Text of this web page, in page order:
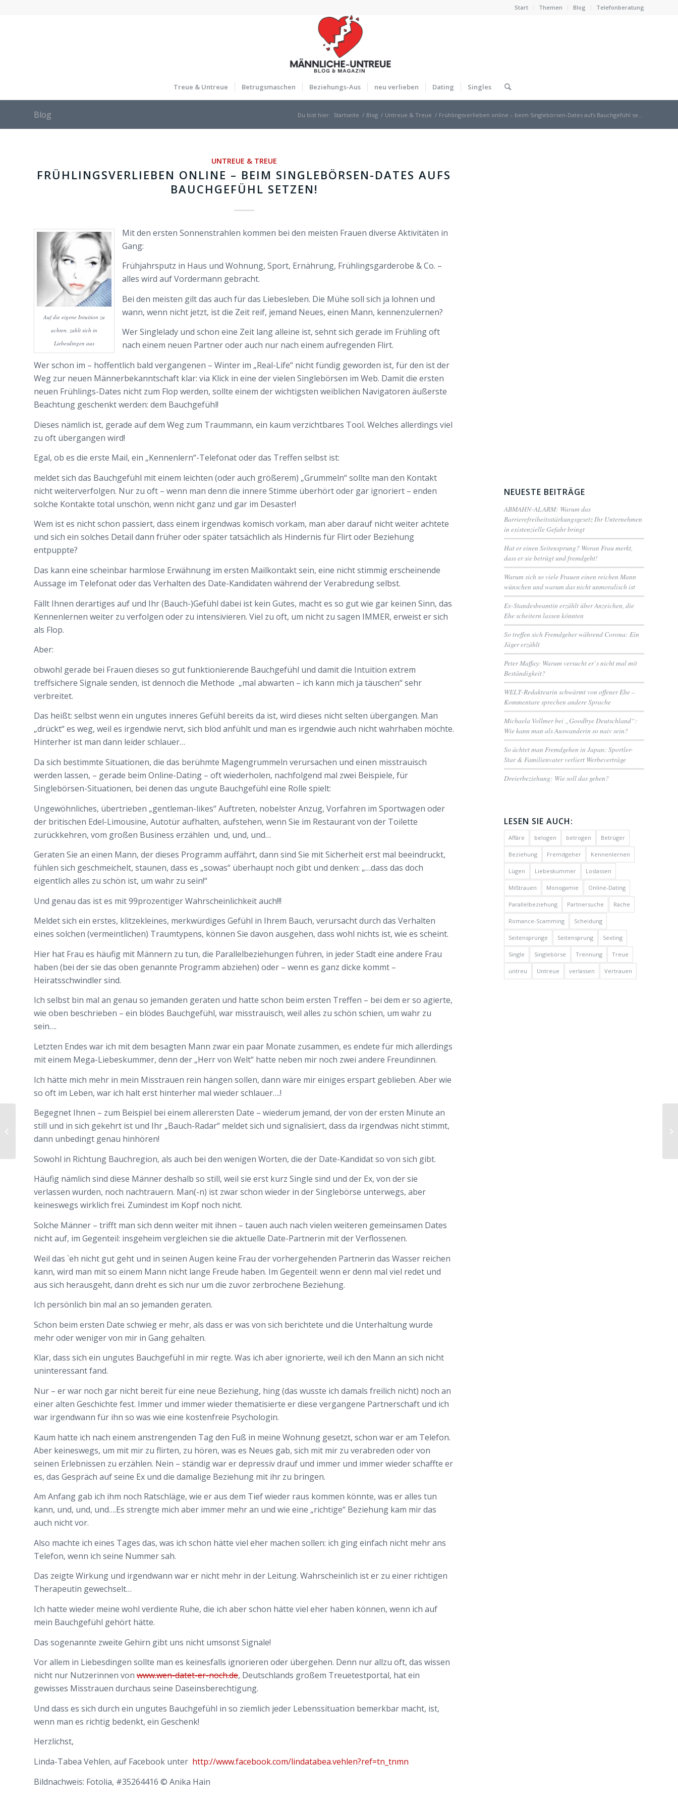
Start Themen Blog Telefonberatung
Treue & Untreue Betrugsmaschen Beziehungs-Aus neu verlieben Dating Singles
Blog Du bist hier: Startseite / Blog / Untreue & Treue / Frühlingsverlieben online – beim Singlebörsen-Dates aufs Bauchgefühl se...
UNTREUE & TREUE
FRÜHLINGSVERLIEBEN ONLINE – BEIM SINGLEBÖRSEN-DATES AUFS
BAUCHGEFÜHL SETZEN!
Auf die eigene Intuition zu
achten, zahlt sich in
Liebesdingen aus
Mit den ersten Sonnenstrahlen kommen bei den meisten Frauen diverse Aktivitäten in
Gang:
Frühjahrsputz in Haus und Wohnung, Sport, Ernährung, Frühlingsgarderobe & Co. –
alles wird auf Vordermann gebracht.
Bei den meisten gilt das auch für das Liebesleben. Die Mühe soll sich ja lohnen und
wann, wenn nicht jetzt, ist die Zeit reif, jemand Neues, einen Mann, kennenzulernen?
Wer Singlelady und schon eine Zeit lang alleine ist, sehnt sich gerade im Frühling oft
nach einem neuen Partner oder auch nur nach einem aufregenden Flirt.
Wer schon im – hoffentlich bald vergangenen – Winter im „Real-Life“ nicht fündig geworden ist, für den ist der
Weg zur neuen Männerbekanntschaft klar: via Klick in eine der vielen Singlebörsen im Web. Damit die ersten
neuen Frühlings-Dates nicht zum Flop werden, sollte einem der wichtigsten weiblichen Navigatoren äußerste
Beachtung geschenkt werden: dem Bauchgefühl!
Dieses nämlich ist, gerade auf dem Weg zum Traummann, ein kaum verzichtbares Tool. Welches allerdings viel
zu oft übergangen wird!
Egal, ob es die erste Mail, ein „Kennenlern“-Telefonat oder das Treffen selbst ist:
meldet sich das Bauchgefühl mit einem leichten (oder auch größerem) „Grummeln“ sollte man den Kontakt
nicht weiterverfolgen. Nur zu oft – wenn man denn die innere Stimme überhört oder gar ignoriert – enden
solche Kontakte total unschön, wenn nicht ganz und gar im Desaster!
Wem ist es nicht schon passiert, dass einem irgendwas komisch vorkam, man aber darauf nicht weiter achtete
und sich ein solches Detail dann früher oder später tatsächlich als Hindernis für Flirt oder Beziehung
entpuppte?
Das kann eine scheinbar harmlose Erwähnung im ersten Mailkontakt sein, eine nicht stimmig erscheinende
Aussage im Telefonat oder das Verhalten des Date-Kandidaten während der Verabredung selbst.
Fällt Ihnen derartiges auf und Ihr (Bauch-)Gefühl dabei ist kein Gutes, macht es so gut wie gar keinen Sinn, das
Kennenlernen weiter zu verfolgen oder zu intensivieren. Viel zu oft, um nicht zu sagen IMMER, erweist er sich
als Flop.
Aber:
obwohl gerade bei Frauen dieses so gut funktionierende Bauchgefühl und damit die Intuition extrem
treffsichere Signale senden, ist dennoch die Methode „mal abwarten – ich kann mich ja täuschen“ sehr
verbreitet.
Das heißt: selbst wenn ein ungutes inneres Gefühl bereits da ist, wird dieses nicht selten übergangen. Man
„drückt“ es weg, weil es irgendwie nervt, sich blöd anfühlt und man es irgendwie auch nicht wahrhaben möchte.
Hinterher ist man dann leider schlauer…
Da sich bestimmte Situationen, die das berühmte Magengrummeln verursachen und einen misstrauisch
werden lassen, – gerade beim Online-Dating – oft wiederholen, nachfolgend mal zwei Beispiele, für
Singlebörsen-Situationen, bei denen das ungute Bauchgefühl eine Rolle spielt:
Ungewöhnliches, übertrieben „gentleman-likes“ Auftreten, nobelster Anzug, Vorfahren im Sportwagen oder
der britischen Edel-Limousine, Autotür aufhalten, aufstehen, wenn Sie im Restaurant von der Toilette
zurückkehren, vom großen Business erzählen und, und, und…
Geraten Sie an einen Mann, der dieses Programm auffährt, dann sind Sie mit Sicherheit erst mal beeindruckt,
fühlen sich geschmeichelt, staunen, dass es „sowas“ überhaupt noch gibt und denken: „…dass das doch
eigentlich alles zu schön ist, um wahr zu sein!“
Und genau das ist es mit 99prozentiger Wahrscheinlichkeit auch!!!
Meldet sich ein erstes, klitzekleines, merkwürdiges Gefühl in Ihrem Bauch, verursacht durch das Verhalten
eines solchen (vermeintlichen) Traumtypens, können Sie davon ausgehen, dass wohl nichts ist, wie es scheint.
Hier hat Frau es häufig mit Männern zu tun, die Parallelbeziehungen führen, in jeder Stadt eine andere Frau
haben (bei der sie das oben genannte Programm abziehen) oder – wenn es ganz dicke kommt –
Heiratsschwindler sind.
Ich selbst bin mal an genau so jemanden geraten und hatte schon beim ersten Treffen – bei dem er so agierte,
wie oben beschrieben – ein blödes Bauchgefühl, war misstrauisch, weil alles zu schön schien, um wahr zu
sein….
Letzten Endes war ich mit dem besagten Mann zwar ein paar Monate zusammen, es endete für mich allerdings
mit einem Mega-Liebeskummer, denn der „Herr von Welt“ hatte neben mir noch zwei andere Freundinnen.
Ich hätte mich mehr in mein Misstrauen rein hängen sollen, dann wäre mir einiges erspart geblieben. Aber wie
so oft im Leben, war ich halt erst hinterher mal wieder schlauer….!
Begegnet Ihnen – zum Beispiel bei einem allerersten Date – wiederum jemand, der von der ersten Minute an
still und in sich gekehrt ist und Ihr „Bauch-Radar“ meldet sich und signalisiert, dass da irgendwas nicht stimmt,
dann unbedingt genau hinhören!
Sowohl in Richtung Bauchregion, als auch bei den wenigen Worten, die der Date-Kandidat so von sich gibt.
Häufig nämlich sind diese Männer deshalb so still, weil sie erst kurz Single sind und der Ex, von der sie
verlassen wurden, noch nachtrauern. Man(-n) ist zwar schon wieder in der Singlebörse unterwegs, aber
keineswegs wirklich frei. Zumindest im Kopf noch nicht.
Solche Männer – trifft man sich denn weiter mit ihnen – tauen auch nach vielen weiteren gemeinsamen Dates
nicht auf, im Gegenteil: insgeheim vergleichen sie die aktuelle Date-Partnerin mit der Verflossenen.
Weil das `eh nicht gut geht und in seinen Augen keine Frau der vorhergehenden Partnerin das Wasser reichen
kann, wird man mit so einem Mann nicht lange Freude haben. Im Gegenteil: wenn er denn mal viel redet und
aus sich herausgeht, dann dreht es sich nur um die zuvor zerbrochene Beziehung.
Ich persönlich bin mal an so jemanden geraten.
Schon beim ersten Date schwieg er mehr, als dass er was von sich berichtete und die Unterhaltung wurde
mehr oder weniger von mir in Gang gehalten.
Klar, dass sich ein ungutes Bauchgefühl in mir regte. Was ich aber ignorierte, weil ich den Mann an sich nicht
uninteressant fand.
Nur – er war noch gar nicht bereit für eine neue Beziehung, hing (das wusste ich damals freilich nicht) noch an
einer alten Geschichte fest. Immer und immer wieder thematisierte er diese vergangene Partnerschaft und ich
war irgendwann für ihn so was wie eine kostenfreie Psychologin.
Kaum hatte ich nach einem anstrengenden Tag den Fuß in meine Wohnung gesetzt, schon war er am Telefon.
Aber keineswegs, um mit mir zu flirten, zu hören, was es Neues gab, sich mit mir zu verabreden oder von
seinen Erlebnissen zu erzählen. Nein – ständig war er depressiv drauf und immer und immer wieder schaffte er
es, das Gespräch auf seine Ex und die damalige Beziehung mit ihr zu bringen.
Am Anfang gab ich ihm noch Ratschläge, wie er aus dem Tief wieder raus kommen könnte, was er alles tun
kann, und, und, und….Es strengte mich aber immer mehr an und wie eine „richtige“ Beziehung kam mir das
auch nicht vor.
Also machte ich eines Tages das, was ich schon hätte viel eher machen sollen: ich ging einfach nicht mehr ans
Telefon, wenn ich seine Nummer sah.
Das zeigte Wirkung und irgendwann war er nicht mehr in der Leitung. Wahrscheinlich ist er zu einer richtigen
Therapeutin gewechselt…
Ich hatte wieder meine wohl verdiente Ruhe, die ich aber schon hätte viel eher haben können, wenn ich auf
mein Bauchgefühl gehört hätte.
Das sogenannte zweite Gehirn gibt uns nicht umsonst Signale!
Vor allem in Liebesdingen sollte man es keinesfalls ignorieren oder übergehen. Denn nur allzu oft, das wissen
nicht nur Nutzerinnen von www.wen-datet-er-noch.de, Deutschlands großem Treuetestportal, hat ein
gewisses Misstrauen durchaus seine Daseinsberechtigung.
Und dass es sich durch ein ungutes Bauchgefühl in so ziemlich jeder Lebenssituation bemerkbar macht, ist,
wenn man es richtig bedenkt, ein Geschenk!
Herzlichst,
Linda-Tabea Vehlen, auf Facebook unter http://www.facebook.com/lindatabea.vehlen?ref=tn_tnmn
Bildnachweis: Fotolia, #35264416 © Anika Hain
NEUESTE BEITRÄGE
ABMAHN-ALARM: Warum das
Barrierefreiheitsstärkungsgesetz Ihr Unternehmen
in existenzielle Gefahr bringt
Hat er einen Seitensprung? Woran Frau merkt,
dass er sie betrügt und fremdgeht!
Warum sich so viele Frauen einen reichen Mann
wünschen und warum das nicht unmoralisch ist
Ex-Standesbeamtin erzählt über Anzeichen, die
Ehe scheitern lassen könnten
So treffen sich Fremdgeher während Corona: Ein
Jäger erzählt
Peter Maffay: Warum versucht er`s nicht mal mit
Beständigkeit?
WELT-Redakteurin schwärmt von offener Ehe –
Kommentare sprechen andere Sprache
Michaela Vollmer bei „Goodbye Deutschland“:
Wie kann man als Auswanderin so naiv sein?
So ächtet man Fremdgehen in Japan: Sportler-
Star & Familienvater verliert Werbeverträge
Dreierbeziehung: Wie soll das gehen?
LESEN SIE AUCH:
Affäre belogen betrogen Betrüger
Beziehung Fremdgeher Kennenlernen
Lügen Liebeskummer Loslassen
Mißtrauen Monogamie Online-Dating
Parallelbeziehung Partnersuche Rache
Romance-Scamming Scheidung
Seitensprünge Seitensprung Sexting
Single Singlebörse Trennung Treue
untreu Untreue verlassen Vertrauen
„In mehr als der Hälfte
aller Beziehungen wird
betrogen“ –...